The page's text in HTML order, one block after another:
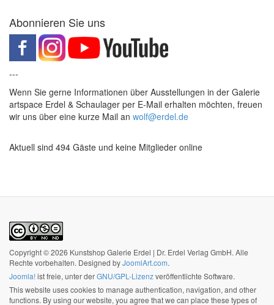
Abonnieren Sie uns
---
Wenn Sie gerne Informationen über Ausstellungen in der Galerie
artspace Erdel & Schaulager per E-Mail erhalten möchten, freuen
wir uns über eine kurze Mail an wolf@erdel.de
Aktuell sind 494 Gäste und keine Mitglieder online
Copyright © 2026 Kunstshop Galerie Erdel | Dr. Erdel Verlag GmbH. Alle
Rechte vorbehalten. Designed byJoomlArt.com.
Joomla!ist freie, unter derGNU/GPL-Lizenzveröffentlichte Software.
This website uses cookies to manage authentication, navigation, and other
functions. By using our website, you agree that we can place these types of